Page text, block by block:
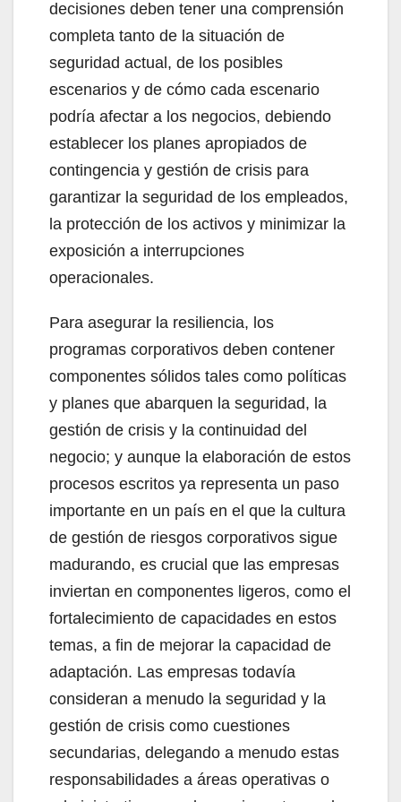
decisiones deben tener una comprensión
completa tanto de la situación de
seguridad actual, de los posibles
escenarios y de cómo cada escenario
podría afectar a los negocios, debiendo
establecer los planes apropiados de
contingencia y gestión de crisis para
garantizar la seguridad de los empleados,
la protección de los activos y minimizar la
exposición a interrupciones
operacionales.
Para asegurar la resiliencia, los
programas corporativos deben contener
componentes sólidos tales como políticas
y planes que abarquen la seguridad, la
gestión de crisis y la continuidad del
negocio; y aunque la elaboración de estos
procesos escritos ya representa un paso
importante en un país en el que la cultura
de gestión de riesgos corporativos sigue
madurando, es crucial que las empresas
inviertan en componentes ligeros, como el
fortalecimiento de capacidades en estos
temas, a fin de mejorar la capacidad de
adaptación. Las empresas todavía
consideran a menudo la seguridad y la
gestión de crisis como cuestiones
secundarias, delegando a menudo estas
responsabilidades a áreas operativas o